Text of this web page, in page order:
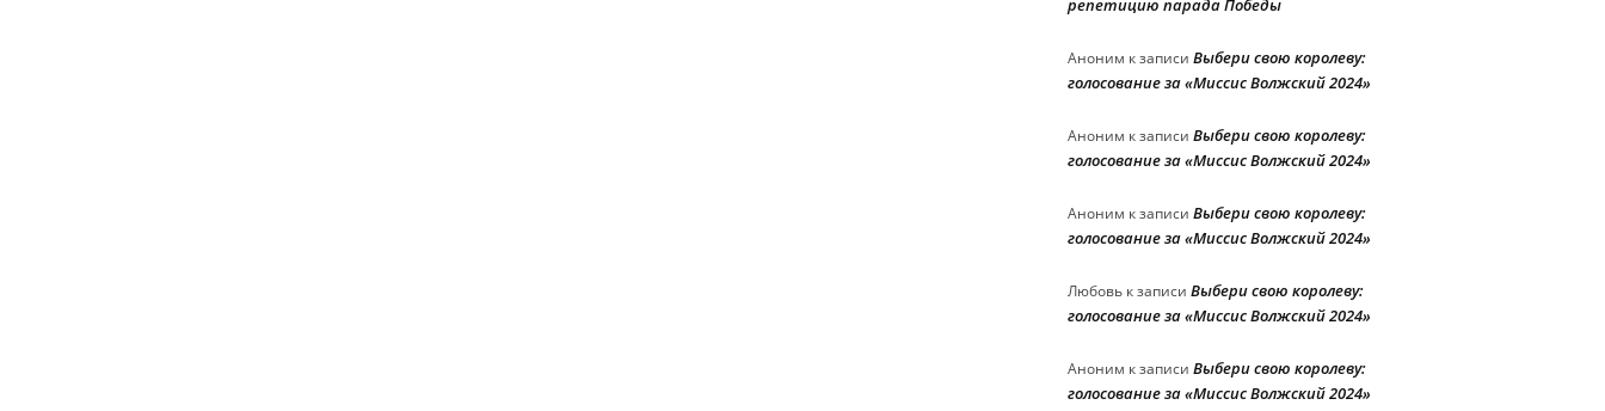
репетицию парада Победы
Аноним к записи Выбери свою королеву:
голосование за «Миссис Волжский 2024»
Аноним к записи Выбери свою королеву:
голосование за «Миссис Волжский 2024»
Аноним к записи Выбери свою королеву:
голосование за «Миссис Волжский 2024»
Любовь к записи Выбери свою королеву:
голосование за «Миссис Волжский 2024»
Аноним к записи Выбери свою королеву:
голосование за «Миссис Волжский 2024»